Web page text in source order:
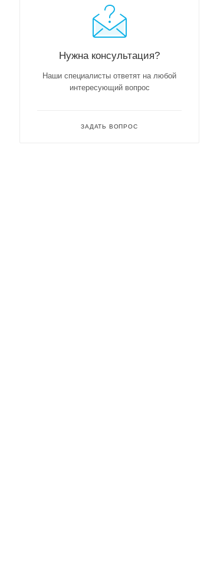
Нужна консультация?
Наши специалисты ответят на любой
интересующий вопрос
ЗАДАТЬ ВОПРОС